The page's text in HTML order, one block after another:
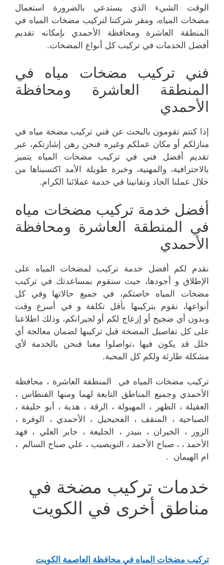
الوقت الشيء الذي يستدعي بالضرورة استعمال
مضخات المياه، ومقر شركتنا لتركيب مضخات المياه في
المنطقة العاشرة ومحافظة الأحمدي بإمكانه تقديم
أفضل الخدمات في تركيب كل أنواع المضخات.
فني تركيب مضخات مياه في
المنطقة العاشرة ومحافظة
الأحمدي
إذا كنتم تقومون بالبحث عن فني تركيب مضخة مياه في
منازلكم أو مكان عملكم وغيره فنحن رهن إشارتكم، عبر
تقديم أفضل فني في تركيب مضخات المياه يتميز
بالاحترافية، والمهنية، وخبرة طويلة الأمد اكتسبناها من
خلال عملنا الجاد وتفانينا في خدمة عملائنا الكرام.
أفضل خدمة تركيب مضخات مياه
في المنطقة العاشرة ومحافظة
الأحمدي
نقدم لكم أفضل خدمة تركيب لمضخات المياه على
الإطلاق و أجودها، حيث سنقوم بمساعدتك في تركيب
مضخات المياه خاصتكم، في جميع حالاتها وفي كل
أنواعها، نقوم بتركيبها بأقل تكلفة و في أسرع وقت
وبدون أي ضجيج أو إزعاج لكم أو لجيرانكم، وذلك اطلاعنا
على كل تفاصيل المضخة قبل تركيبها لضمان معالجة أي
خلل قد يكون فيها ،تواصلوا معنا فنحن بالخدمة لأي
مشكلة طارئة ولكم كل المحبة.
تركيب مضخات المياه في المنطقة العاشرة ، محافظة
الأحمدي وجميع المناطق التابعة لهما ومنها الفنطاس ،
العقيلة ، الظهر ، المهبولة ، الرقة ، هدية ، أبو حليفة ،
الصباحية ، المنقف ، الفحيحيل ، الأحمدي ، الوفرة ،
الزور ، الخيران ، بنيدر ، الجليعة ، جابر العلي ، فهد
الأحمد ، ، صباح الأحمد ، النويصيب ، علي صباح السالم ،
ام الهيمان .
خدمات تركيب مضخة في
مناطق أخرى في الكويت
تركيب مضخات المياه في محافظة العاصمة الكويت